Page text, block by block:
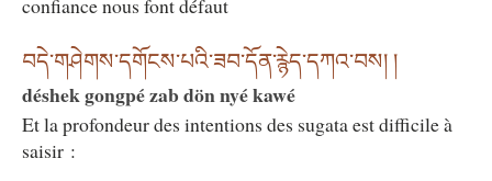
confiance nous font défaut
བདེ་གཤེགས་དགོངས་པའི་ཟབ་དོན་རྙེད་དཀའ་བས། །
déshek gongpé zab dön nyé kawé
Et la profondeur des intentions des sugata est difficile à
saisir :